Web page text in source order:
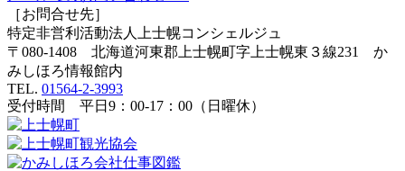
［お問合せ先］
特定非営利活動法人
上士幌コンシェルジュ
〒080-1408 北海道河東郡上士幌町字上士幌東３線231 か
みしほろ情報館内
TEL. 01564-2-3993
受付時間 平日9：00-17：00（日曜休）